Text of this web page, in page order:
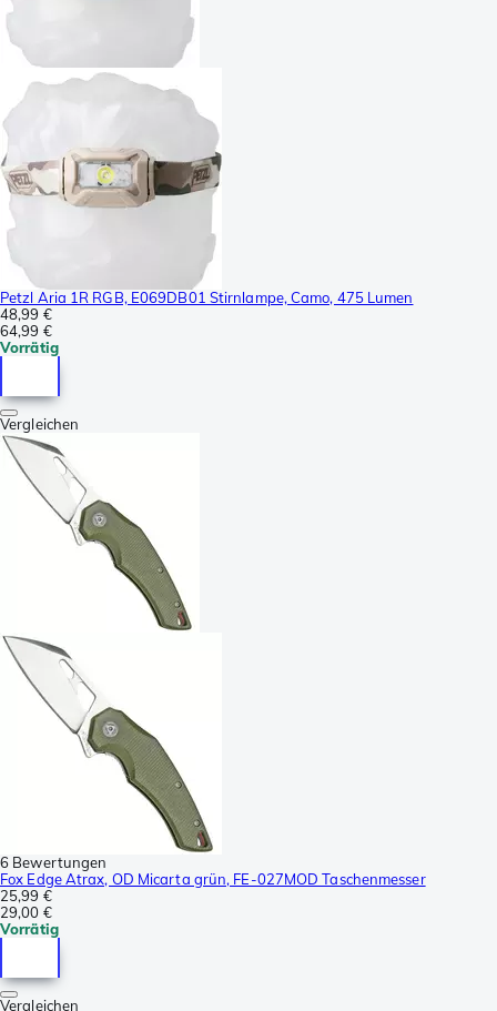
Petzl Aria 1R RGB, E069DB01 Stirnlampe, Camo, 475 Lumen
48,99 €
64,99 €
Vorrätig
Vergleichen
6 Bewertungen
Fox Edge Atrax, OD Micarta grün, FE-027MOD Taschenmesser
25,99 €
29,00 €
Vorrätig
Vergleichen